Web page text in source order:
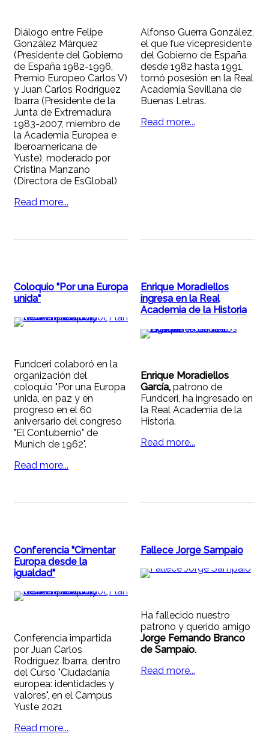
Diálogo entre Felipe
González Márquez
(Presidente del Gobierno
de España 1982-1996,
Premio Europeo Carlos V)
y Juan Carlos Rodríguez
Ibarra (Presidente de la
Junta de Extremadura
1983-2007, miembro de
la Academia Europea e
Iberoamericana de
Yuste), moderado por
Cristina Manzano
(Directora de EsGlobal)
Read more...
Alfonso Guerra González,
el que fue vicepresidente
del Gobierno de España
desde 1982 hasta 1991,
tomó posesión en la Real
Academia Sevillana de
Buenas Letras.
Read more...
Coloquio "Por una Europa
unida"
Fundceri colaboró en la
organización del
coloquio "Por una Europa
unida, en paz y en
progreso en el 60
aniversario del congreso
"El Contubernio" de
Munich de 1962".
Read more...
Enrique Moradiellos
ingresa en la Real
Academia de la Historia
Enrique Moradiellos
García, patrono de
Fundceri, ha ingresado en
la Real Academia de la
Historia.
Read more...
Conferencia "Cimentar
Europa desde la
igualdad"
Conferencia impartida
por Juan Carlos
Rodríguez Ibarra, dentro
del Curso "Ciudadanía
europea: identidades y
valores", en el Campus
Yuste 2021
Read more...
Fallece Jorge Sampaio
Ha fallecido nuestro
patrono y querido amigo
Jorge Fernando Branco
de Sampaio.
Read more...